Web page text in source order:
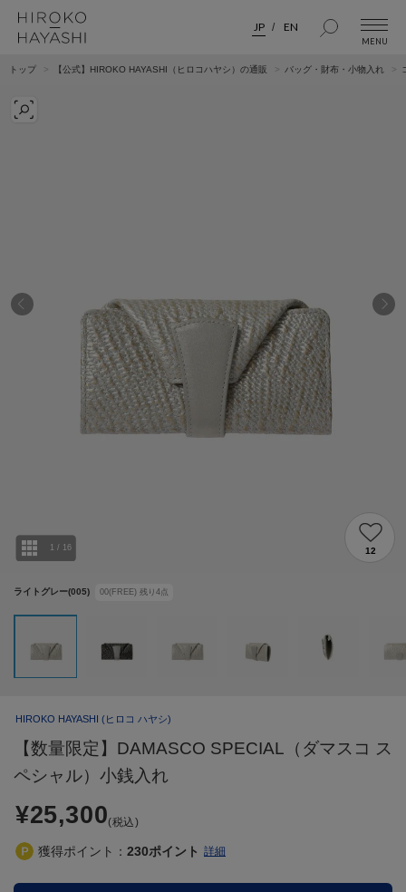
JP EN
トップ 【公式】HIROKO HAYASHI（ヒロコハヤシ）の通販 バッグ・財布・小物入れ
ライトグレー(005) 00(FREE) 残り 4点
1 / 16 12
HIROKO HAYASHI (ヒロコ ハヤシ)
【数量限定】DAMASCO SPECIAL（ダマスコ ス
ペシャル）小銭入れ
¥25,300(税込)
獲得ポイント： 230ポイント 詳細